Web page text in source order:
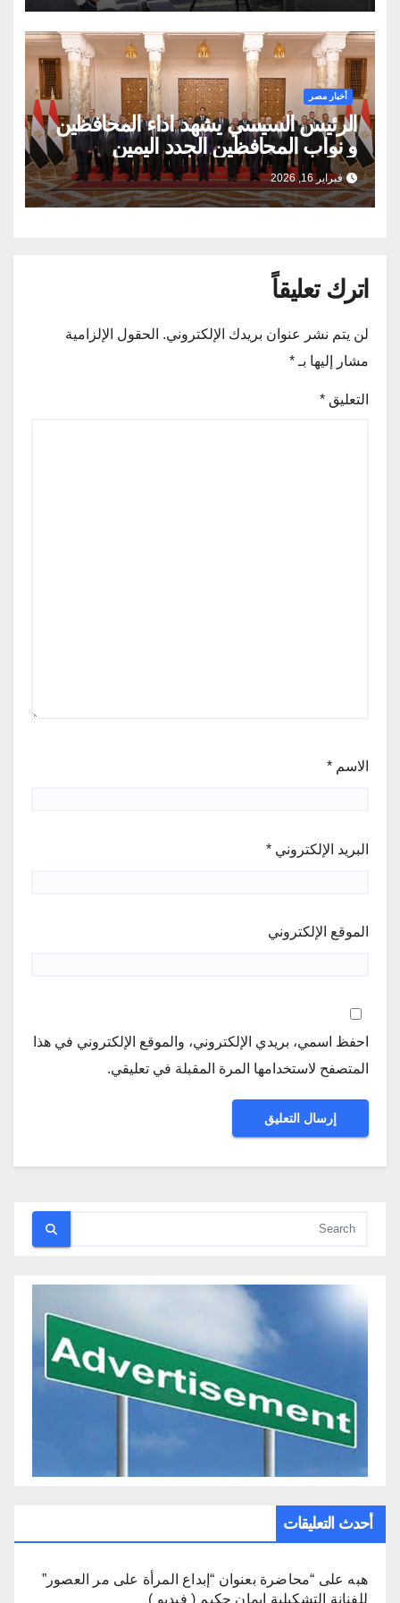
أخبار مصر
الرئيس السيسي يشهد اداء المحافظين
و نواب المحافظين الجدد اليمين
الدستورية
فبراير 16, 2026
اترك تعليقاً
لن يتم نشر عنوان بريدك الإلكتروني. الحقول الإلزامية
مشار إليها بـ *
التعليق *
الاسم *
البريد الإلكتروني *
الموقع الإلكتروني
احفظ اسمي، بريدي الإلكتروني، والموقع الإلكتروني في هذا
المتصفح لاستخدامها المرة المقبلة في تعليقي.
أحدث التعليقات
هبه على “محاضرة بعنوان “إبداع المرأة على مر العصور”
للفنانة التشكيلية إيمان حكيم ( فيديو )